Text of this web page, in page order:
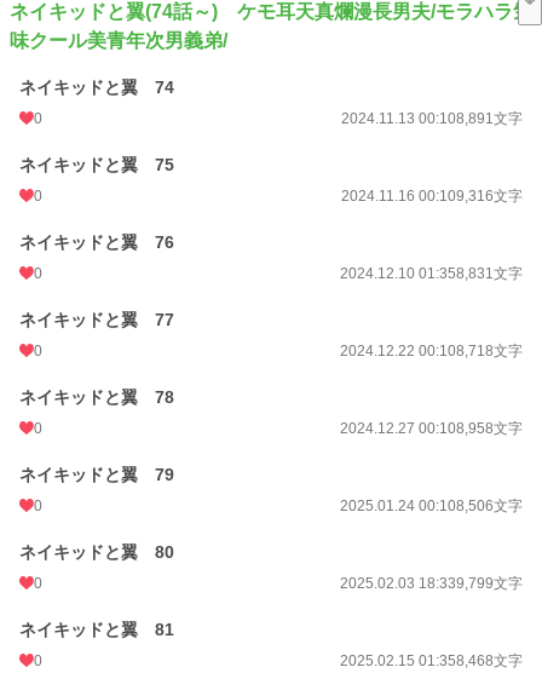
初回公開日時 2024.11.13 00:10
7 pt (78,785 位)
月間ポイント 21 pt (99,984 位)
ネイキッドと翼(74話～) ケモ耳天真爛漫長男夫/モラハラ気
味クール美青年次男義弟/
ネイキッドと翼 74
0 2024.11.13 00:108,891文字
ネイキッドと翼 75
0 2024.11.16 00:109,316文字
ネイキッドと翼 76
0 2024.12.10 01:358,831文字
ネイキッドと翼 77
0 2024.12.22 00:108,718文字
ネイキッドと翼 78
0 2024.12.27 00:108,958文字
ネイキッドと翼 79
0 2025.01.24 00:108,506文字
ネイキッドと翼 80
0 2025.02.03 18:339,799文字
ネイキッドと翼 81
0 2025.02.15 01:358,468文字